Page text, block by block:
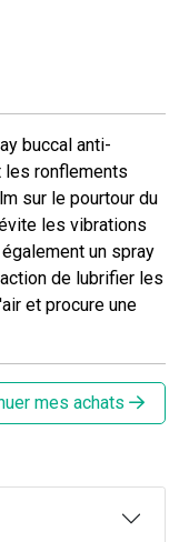
buccal anti-
les ronflements
sur le pourtour du
les vibrations
un spray
de lubrifier les
et procure une
mes achats